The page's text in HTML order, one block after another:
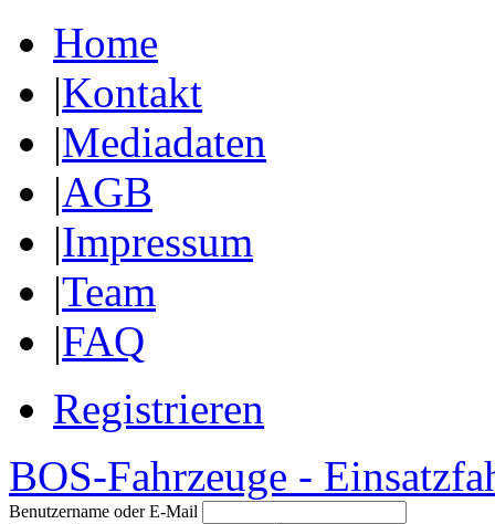
Home
|Kontakt
|Mediadaten
|AGB
|Impressum
|Team
|FAQ
Registrieren
BOS-Fahrzeuge -
Benutzername oder E-Mail